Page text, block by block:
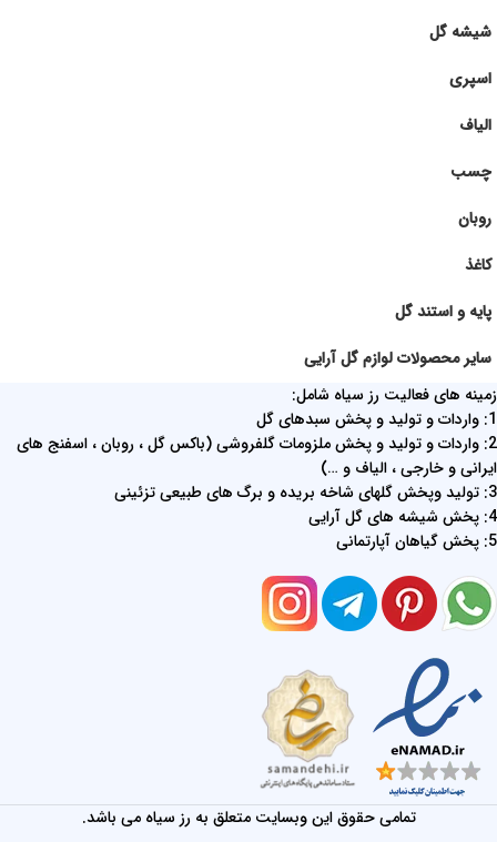
شیشه گل
اسپری
الیاف
چسب
روبان
کاغذ
پایه و استند گل
سایر محصولات لوازم گل آرایی
زمینه های فعالیت رز سیاه شامل:
1: واردات و تولید و پخش سبدهای گل
2: واردات و تولید و پخش ملزومات گلفروشی (باکس گل ، روبان ، اسفنج های
ایرانی و خارجی ، الیاف و …)
3: تولید وپخش گلهای شاخه بریده و برگ های طبیعی تزئینی
4: پخش شیشه های گل آرایی
5: پخش گیاهان آپارتمانی
تمامی حقوق این وبسایت متعلق به رز سیاه می باشد.